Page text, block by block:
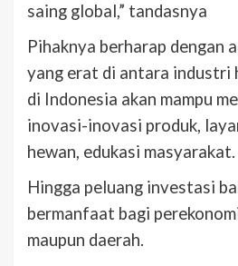
saing global,” tandasnya
Pihaknya berharap dengan
yang erat di antara industri
di Indonesia akan mampu
inovasi-inovasi produk,
hewan, edukasi masyarakat.
Hingga peluang investasi
bermanfaat bagi
maupun daerah.